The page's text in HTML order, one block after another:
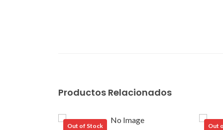
Productos Relacionados
Out of Stock Out